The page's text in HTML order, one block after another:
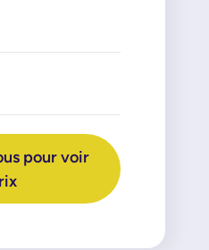
pour voir